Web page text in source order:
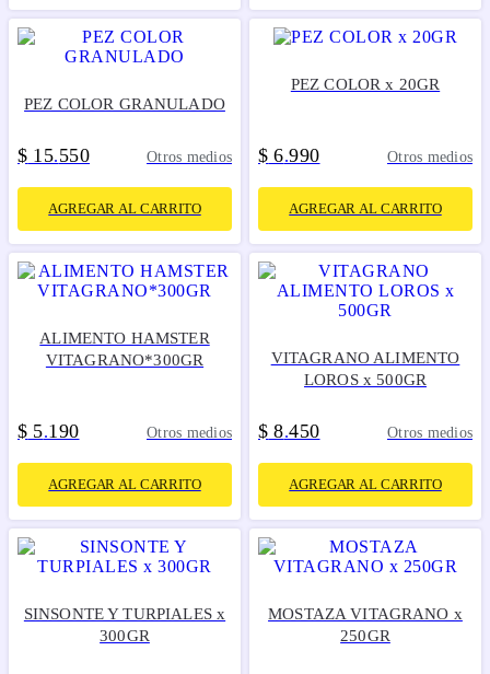
PEZ COLOR GRANULADO
$ 15.550 Otros medios
AGREGAR AL CARRITO
PEZ COLOR x 20GR
$ 6.990 Otros medios
AGREGAR AL CARRITO
ALIMENTO HAMSTER
VITAGRANO*300GR
$ 5.190 Otros medios
AGREGAR AL CARRITO
VITAGRANO ALIMENTO
LOROS x 500GR
$ 8.450 Otros medios
AGREGAR AL CARRITO
SINSONTE Y TURPIALES x
300GR
MOSTAZA VITAGRANO x
250GR